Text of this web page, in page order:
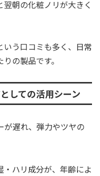
朝の化粧ノリが大きく
いう口コミも多く、日常
の製品です。
しての活用シーン
が遅れ、弾力やツヤの
ハリ成分が、年齢によ